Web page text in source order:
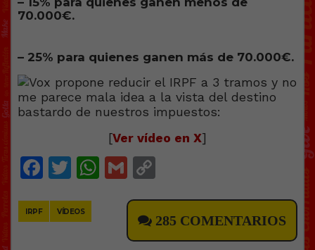
70.000€.
– 25% para quienes ganen más de 70.000€.
[Ver vídeo en X]
Facebook
Twitter
WhatsApp
Gmail
IRPF VÍDEOS
285 COMENTARIOS